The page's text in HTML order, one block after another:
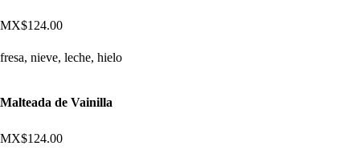
MX$124.00
fresa, nieve, leche, hielo
Malteada de Vainilla
MX$124.00